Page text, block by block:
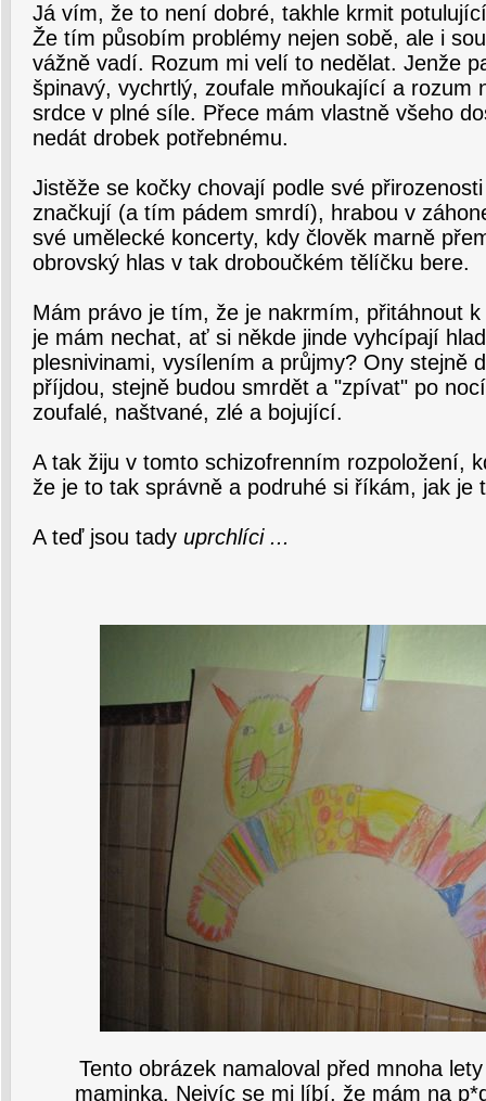
Já vím, že to není dobré, takhle krmit
Že tím působím problémy nejen sobě, ale i
vážně vadí. Rozum mi velí to nedělat. Jenže
špinavý, vychrtlý, zoufale mňoukající a rozum
srdce v plné síle. Přece mám vlastně všeho
nedát drobek potřebnému.
Jistěže se kočky chovají podle své
značkují (a tím pádem smrdí), hrabou v
své umělecké koncerty, kdy člověk marně
obrovský hlas v tak droboučkém tělíčku bere.
Mám právo je tím, že je nakrmím, přitáhnout
je mám nechat, ať si někde jinde vyhcípají
plesnivinami, vysílením a průjmy? Ony stejně
příjdou, stejně budou smrdět a "zpívat" po
zoufalé, naštvané, zlé a bojující.
A tak žiju v tomto schizofrenním rozpoložení,
že je to tak správně a podruhé si říkám, jak je
A teď jsou tady uprchlíci ...
Tento obrázek namaloval před mnoha
maminka. Nejvíc se mi líbí, že mám na